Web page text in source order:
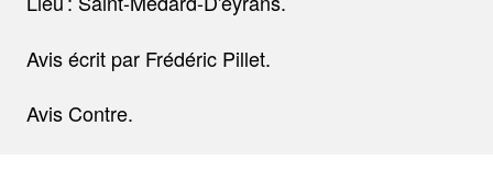
Avis écrit par Frédéric Pillet.
Avis Contre.